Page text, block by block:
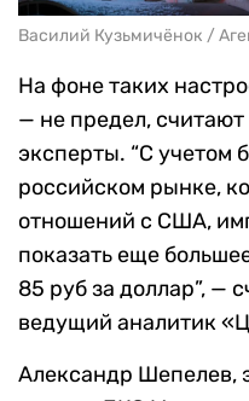
Василий Кузьмичёнок /
На фоне таких
— не предел,
эксперты. “С учетом
российском рынке,
отношений с США,
показать еще
85 руб за доллар”, —
ведущий аналитик
Александр Шепелев,